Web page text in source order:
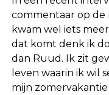
commentaar op de
kwam wel iets
dat komt denk ik
dan Ruud. Ik zit
leven waarin ik wil
mijn